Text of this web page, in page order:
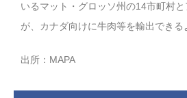
いるマット・グロッソ州の14市町村
が、カナダ向けに牛肉等を輸出できる
出所：MAPA